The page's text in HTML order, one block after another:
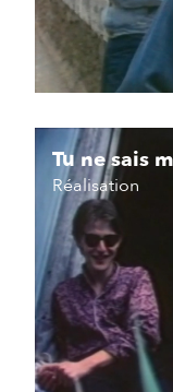
Tu ne sais
Réalisation